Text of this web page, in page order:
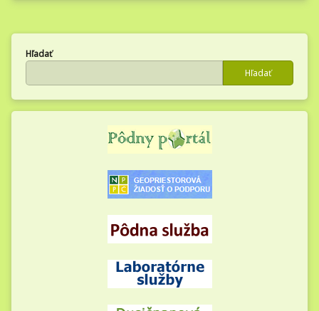
Hľadať
Hľadať